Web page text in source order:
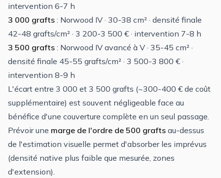
intervention 6-7 h
3 000 grafts : Norwood IV · 30-38 cm² · densité finale
42-48 grafts/cm² · 3 200-3 500 € · intervention 7-8 h
3 500 grafts : Norwood IV avancé à V · 35-45 cm² ·
densité finale 45-55 grafts/cm² · 3 500-3 800 € ·
intervention 8-9 h
L'écart entre 3 000 et 3 500 grafts (~300-400 € de coût
supplémentaire) est souvent négligeable face au
bénéfice d'une couverture complète en un seul passage.
Prévoir une marge de l'ordre de 500 grafts au-dessus
de l'estimation visuelle permet d'absorber les imprévus
(densité native plus faible que mesurée, zones
d'extension).